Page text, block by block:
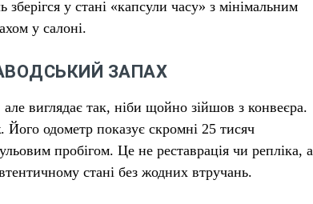
у стані «капсули часу» з мінімальним
у салоні.
ЗАПАХ
виглядає так, ніби щойно зійшов з конвеєра.
одометр показує скромні 25 тисяч
пробігом. Це не реставрація чи репліка, а
стані без жодних втручань.